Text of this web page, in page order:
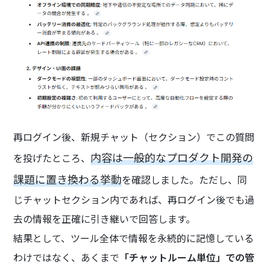
再ログイン後、新規チャット（セクション）でこの質問
を投げたところ、内容は一般的なプロダクト開発の
課題に置き換わる挙動を確認しました。ただし、同
じチャットセクション内であれば、再ログイン後でも過
去の情報を正確に引き継いで回答します。
結果として、ツール全体で情報を永続的に記憶している
わけではなく、あくまで 「チャットルーム単位」での管